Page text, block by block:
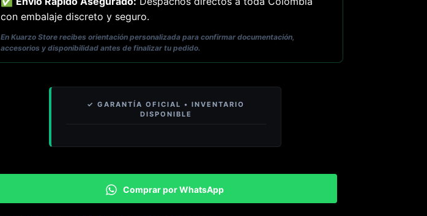
con embalaje discreto y seguro.
En Kuarzo Store recibes orientación personalizada para confirmar documentación,
accesorios y disponibilidad antes de finalizar tu pedido.
Comprar por WhatsApp